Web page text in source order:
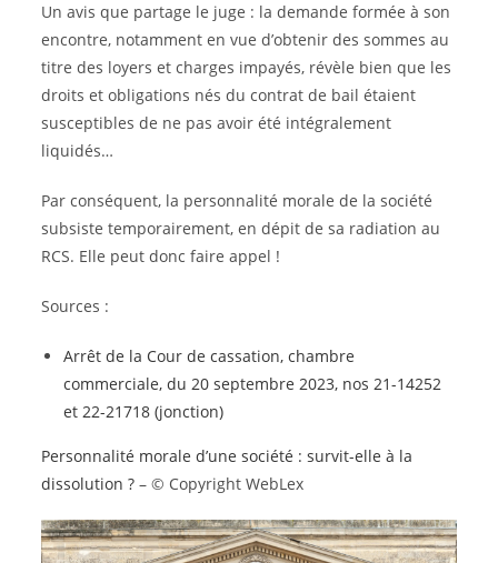
Un avis que partage le juge : la demande formée à son
encontre, notamment en vue d’obtenir des sommes au
titre des loyers et charges impayés, révèle bien que les
droits et obligations nés du contrat de bail étaient
susceptibles de ne pas avoir été intégralement
liquidés…
Par conséquent, la personnalité morale de la société
subsiste temporairement, en dépit de sa radiation au
RCS. Elle peut donc faire appel !
Sources :
Arrêt de la Cour de cassation, chambre
commerciale, du 20 septembre 2023, nos 21-14252
et 22-21718 (jonction)
Personnalité morale d’une société : survit-elle à la
dissolution ? – © Copyright WebLex